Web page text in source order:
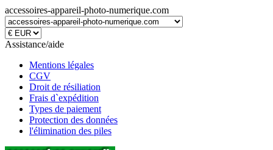
accessoires-appareil-photo-numerique.com
Assistance/aide
Mentions légales
CGV
Droit de résiliation
Frais d`expédition
Types de paiement
Protection des données
l'élimination des piles